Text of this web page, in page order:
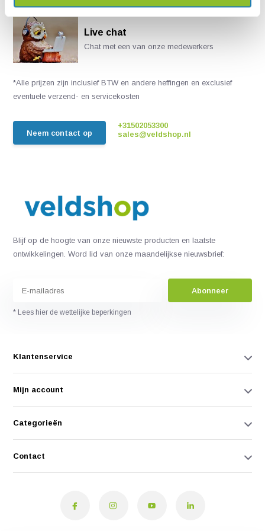
Live chat
Chat met een van onze medewerkers
*Alle prijzen zijn inclusief BTW en andere heffingen en exclusief
eventuele verzend- en servicekosten
Neem contact op
+31502053300
sales@veldshop.nl
Blijf op de hoogte van onze nieuwste producten en laatste
ontwikkelingen. Word lid van onze maandelijkse nieuwsbrief:
Abonneer
* Lees hier de wettelijke beperkingen
Klantenservice
Mijn account
Categorieën
Contact